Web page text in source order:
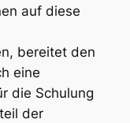
auf diese
bereitet den
eine
die Schulung
der